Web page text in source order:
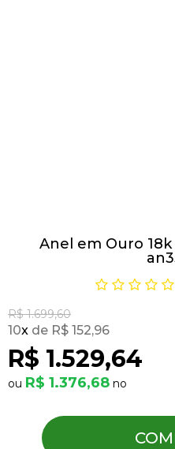
Anel em Ouro
R$ 1.699,60
R$ 1.529,64
10x R$ 152,96
R$ 1.376,68
Pedras Preciosas
OFERTAS